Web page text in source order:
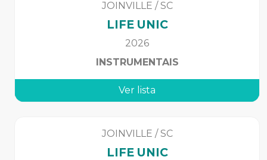
JOINVILLE /SC
LIFE UNIC
2026
INSTRUMENTAIS
Ver lista
JOINVILLE /SC
LIFE UNIC